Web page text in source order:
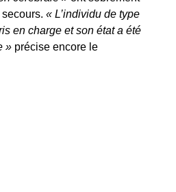
« L’individu de type
en charge et son état a été
»précise encore le